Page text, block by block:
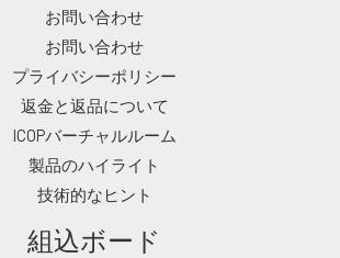
お問い合わせ
お問い合わせ
プライバシーポリシー
返金と返品について
ICOPバーチャルルーム
製品のハイライト
技術的なヒント
組込ボード